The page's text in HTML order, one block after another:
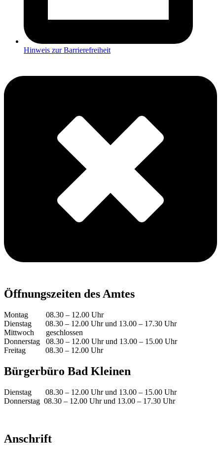
Hinweis zur Barrierefreiheit
Öffnungszeiten des Amtes
Montag 08.30 – 12.00 Uhr
Dienstag 08.30 – 12.00 Uhr und 13.00 – 17.30 Uhr
Mittwoch geschlossen
Donnerstag 08.30 – 12.00 Uhr und 13.00 – 15.00 Uhr
Freitag 08.30 – 12.00 Uhr
Bürgerbüro Bad Kleinen
Dienstag 08.30 – 12.00 Uhr und 13.00 – 15.00 Uhr
Donnerstag 08.30 – 12.00 Uhr und 13.00 – 17.30 Uhr
Anschrift